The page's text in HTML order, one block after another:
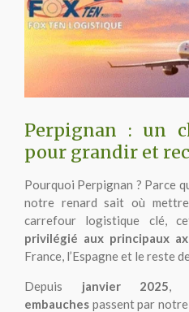
Perpignan : un
pour grandir et
Pourquoi Perpignan ? Parce
notre renard sait où
carrefour logistique clé,
privilégié aux principaux
France, l’Espagne et le reste
Depuis janvier 2025 ,
embauches passent par